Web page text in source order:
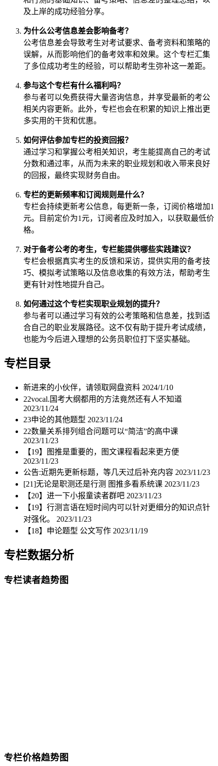
及上岸的成功经验分享。
为什么公考信息差会影响备考？
公考信息差会导致考生对考试要求、备考资料和策略的
误解，从而影响他们的备考效率和效果。这个专栏汇集
了多位成功考生的经验，可以帮助考生弥补这一差距。
参与这个专栏有什么福利吗？
参与者可以免费获得大量咨询信息，并享受最新的考公
相关内容更新。此外，专栏也会在积累的知识上推出更
多实用的干货和优惠。
如何评估参加专栏的投资回报？
通过学习和掌握公考相关知识，考生能提高自己的考试
分数和通过率，从而为未来的职业规划和收入带来良好
的回报，最终实现财务自由。
专栏的更新频率和订阅规则是什么？
专栏会持续更新考公信息，每更新一条，订阅价格增加1
元。目前定价为1元，订阅者应及时加入，以获取最低价
格。
对于备考公考的考生，专栏能提供哪些实践建议？
专栏会根据真实考生的反馈和采访，提供实用的备考技
巧、模拟考试策略以及信息收集的有效方法，帮助考生
更有针对性地提升自己。
如何通过这个专栏实现职业规划的提升？
参与者可以通过学习有效的公考策略和信息差，找到适
合自己的职业发展路径。这不仅有助于提升考试成绩，
也能为今后进入理想的公务员职位打下坚实基础。
专栏目录
新进来的小伙伴，请领取网盘资料 2024/1/10
22vocal.国考大纲都用的方法竟然还有人不知道
2023/11/24
23申论的其他题型 2023/11/24
22数量关系排列组合问题可以“简洁”的高中课
2023/11/23
【19】图推是重要的，图文课程看起来更方便
2023/11/23
公告:近期先更新标题，等几天过后补充内容 2023/11/23
[21]无论是职测还是行测 图推多看系统课 2023/11/23
【20】进一下小报童读者群吧 2023/11/23
【19】行测言语在短时间内可以针对更细分的知识点针
对强化。 2023/11/23
【18】申论题型 公文写作 2023/11/19
专栏数据分析
专栏读者趋势图
专栏价格趋势图